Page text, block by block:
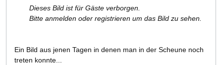
Dieses Bild ist für Gäste verborgen.
Bitte anmelden oder registrieren um das Bild zu sehen.
Ein Bild aus jenen Tagen in denen man in der Scheune noch
treten konnte...